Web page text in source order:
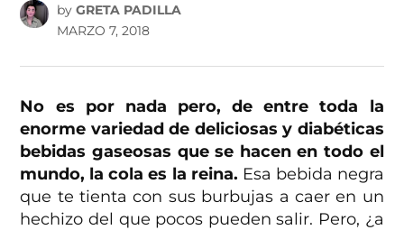
by GRETA PADILLA
MARZO 7, 2018
No es por nada pero, de entre toda la
enorme variedad de deliciosas y diabéticas
bebidas gaseosas que se hacen en todo el
mundo, la cola es la reina. Esa bebida negra
que te tienta con sus burbujas a caer en un
hechizo del que pocos pueden salir. Pero, ¿a